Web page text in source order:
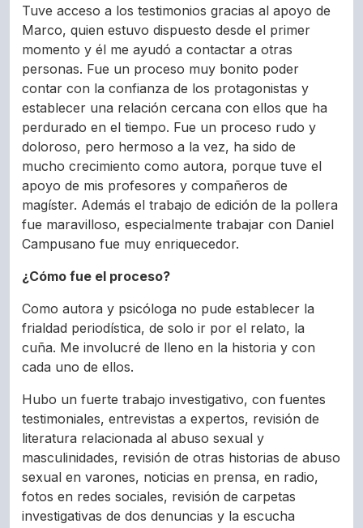
Tuve acceso a los testimonios gracias al apoyo de
Marco, quien estuvo dispuesto desde el primer
momento y él me ayudó a contactar a otras
personas. Fue un proceso muy bonito poder
contar con la confianza de los protagonistas y
establecer una relación cercana con ellos que ha
perdurado en el tiempo. Fue un proceso rudo y
doloroso, pero hermoso a la vez, ha sido de
mucho crecimiento como autora, porque tuve el
apoyo de mis profesores y compañeros de
magíster. Además el trabajo de edición de la pollera
fue maravilloso, especialmente trabajar con Daniel
Campusano fue muy enriquecedor.
¿Cómo fue el proceso?
Como autora y psicóloga no pude establecer la
frialdad periodística, de solo ir por el relato, la
cuña. Me involucré de lleno en la historia y con
cada uno de ellos.
Hubo un fuerte trabajo investigativo, con fuentes
testimoniales, entrevistas a expertos, revisión de
literatura relacionada al abuso sexual y
masculinidades, revisión de otras historias de abuso
sexual en varones, noticias en prensa, en radio,
fotos en redes sociales, revisión de carpetas
investigativas de dos denuncias y la escucha